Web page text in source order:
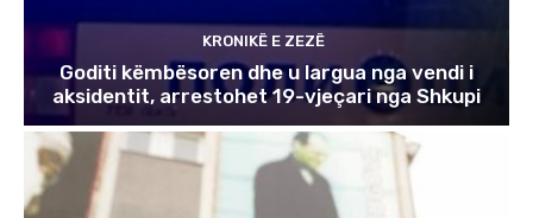
KRONIKË E ZEZË
Goditi këmbësoren dhe u largua nga vendi i
aksidentit, arrestohet 19-vjeçari nga Shkupi